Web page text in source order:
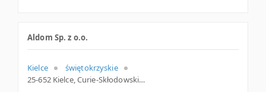
Aldom Sp. z o.o.
Kielce
świętokrzyskie
25-652 Kielce, Curie-Skłodowskiej 28, woj. Świętokrzyskie, pow. Kielce, gm. Kielce